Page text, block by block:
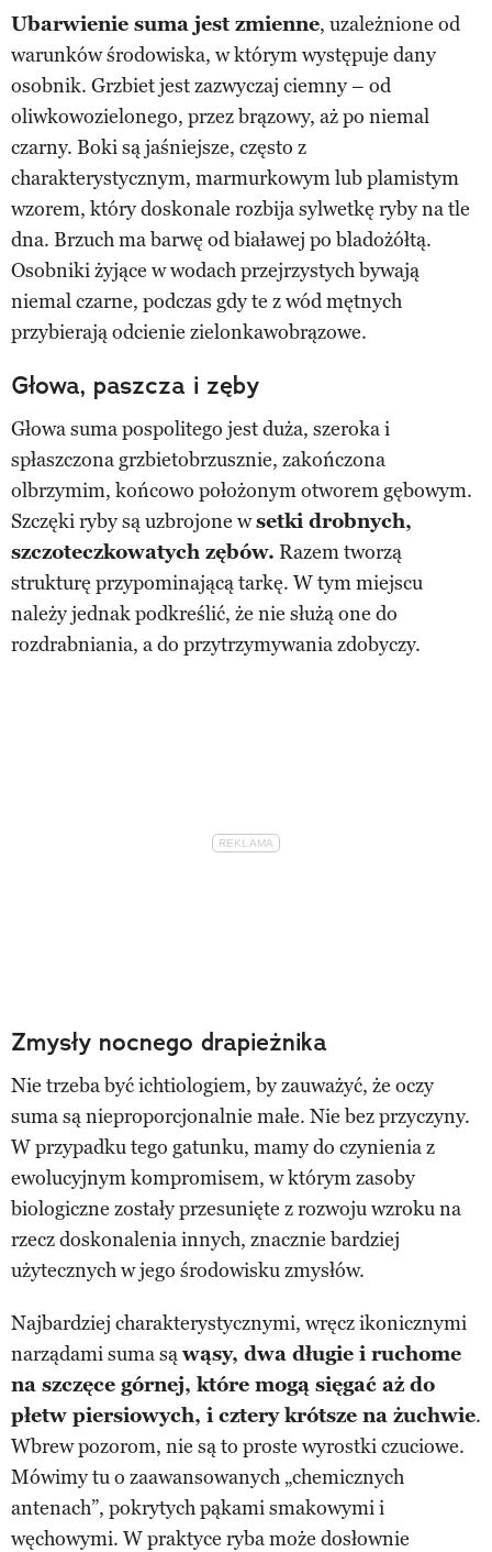
Ubarwienie suma jest zmienne, uzależnione od
warunków środowiska, w którym występuje dany
osobnik. Grzbiet jest zazwyczaj ciemny – od
oliwkowozielonego, przez brązowy, aż po niemal
czarny. Boki są jaśniejsze, często z
charakterystycznym, marmurkowym lub plamistym
wzorem, który doskonale rozbija sylwetkę ryby na tle
dna. Brzuch ma barwę od białawej po bladożółtą.
Osobniki żyjące w wodach przejrzystych bywają
niemal czarne, podczas gdy te z wód mętnych
przybierają odcienie zielonkawobrązowe.
Głowa, paszcza i zęby
Głowa suma pospolitego jest duża, szeroka i
spłaszczona grzbietobrzusznie, zakończona
olbrzymim, końcowo położonym otworem gębowym.
Szczęki ryby są uzbrojone wsetki drobnych,
szczoteczkowatych zębów. Razem tworzą
strukturę przypominającą tarkę. W tym miejscu
należy jednak podkreślić, że nie służą one do
rozdrabniania, a do przytrzymywania zdobyczy.
Zmysły nocnego drapieżnika
Nie trzeba być ichtiologiem, by zauważyć, że oczy
suma są nieproporcjonalnie małe. Nie bez przyczyny.
W przypadku tego gatunku, mamy do czynienia z
ewolucyjnym kompromisem, w którym zasoby
biologiczne zostały przesunięte z rozwoju wzroku na
rzecz doskonalenia innych, znacznie bardziej
użytecznych w jego środowisku zmysłów.
Najbardziej charakterystycznymi, wręcz ikonicznymi
narządami suma sąwąsy, dwa długie i ruchome
na szczęce górnej, które mogą sięgać aż do
płetw piersiowych, i cztery krótsze na żuchwie.
Wbrew pozorom, nie są to proste wyrostki czuciowe.
Mówimy tu o zaawansowanych „chemicznych
antenach”, pokrytych pąkami smakowymi i
węchowymi. W praktyce ryba może dosłownie